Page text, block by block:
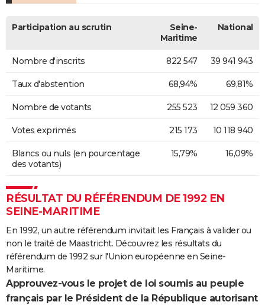
Participation au scrutin
Seine-
Maritime
National
Nombre d'inscrits 822 547 39 941 943
Taux d'abstention 68,94% 69,81%
Nombre de votants 255 523 12 059 360
Votes exprimés 215 173 10 118 940
Blancs ou nuls (en pourcentage
des votants)
15,79% 16,09%
RÉSULTAT DU RÉFÉRENDUM DE 1992 EN
SEINE-MARITIME
En 1992, un autre référendum invitait les Français à valider ou
non le traité de Maastricht. Découvrez les résultats du
référendum de 1992 sur l'Union européenne en Seine-
Maritime.
Approuvez-vous le projet de loi soumis au peuple
français par le Président de la République autorisant